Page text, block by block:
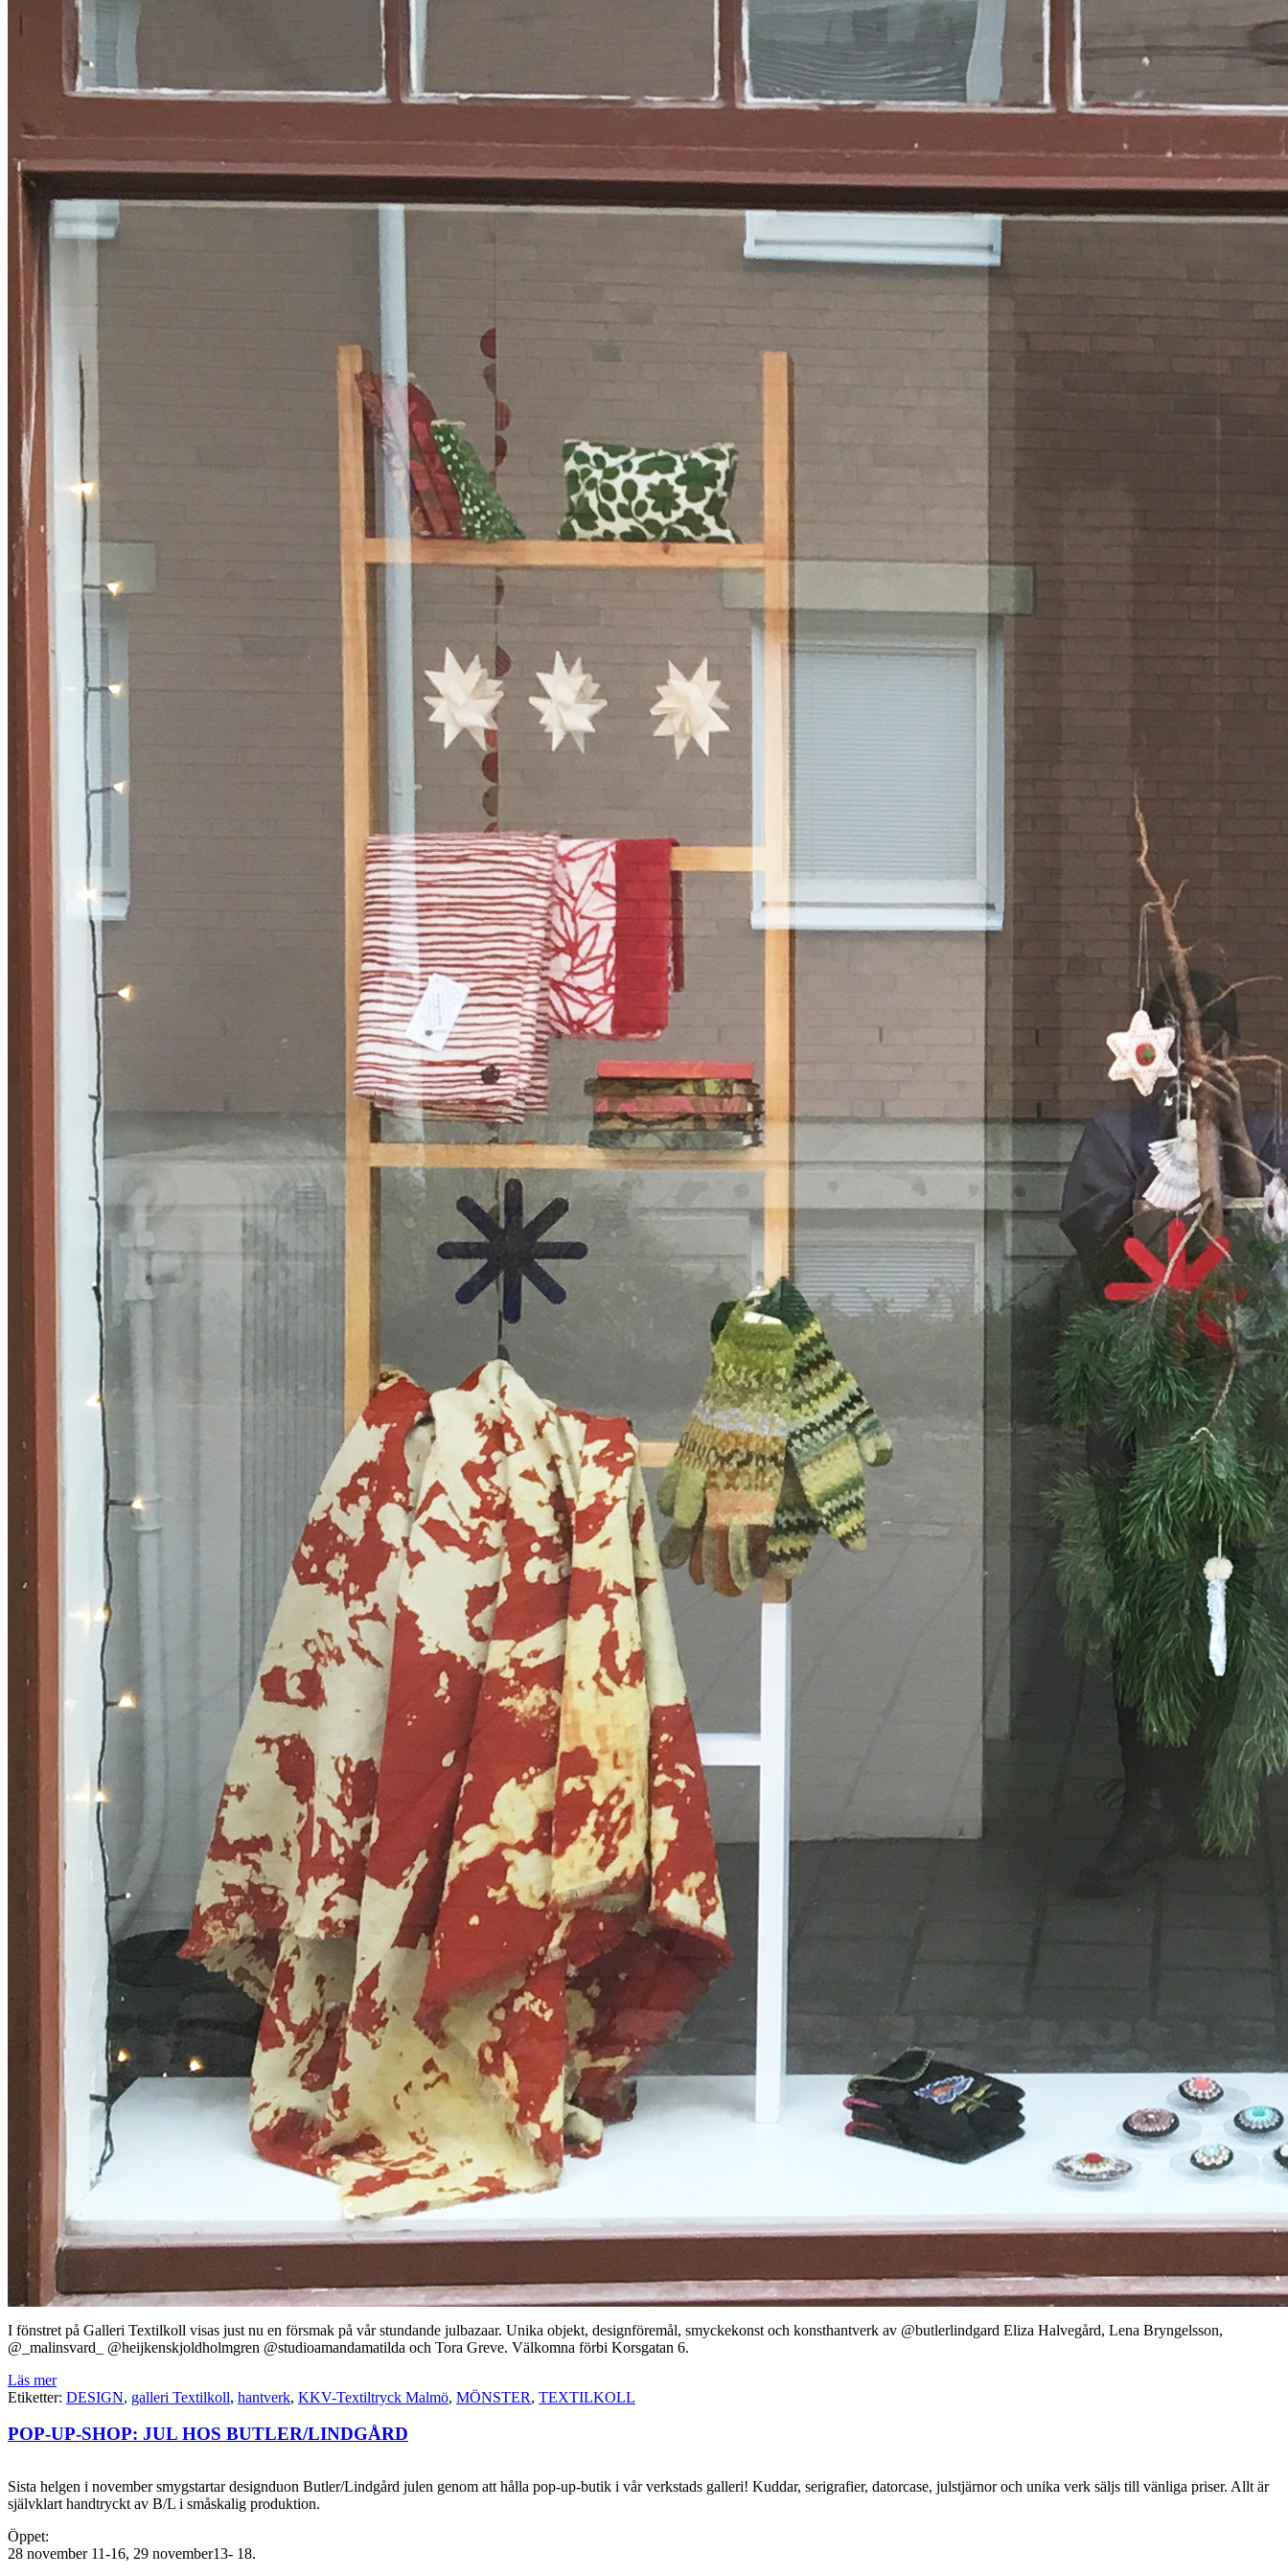
I fönstret på Galleri Textilkoll visas just nu en försmak på vår stundande julbazaar. Unika objekt, designföremål, smyckekonst och konsthantverk av @butlerlindgard Eliza Halvegård, Lena Bryngelsson,
@_malinsvard_ @heijkenskjoldholmgren @studioamandamatilda och Tora Greve. Välkomna förbi Korsgatan 6.
Läs mer
Etiketter: DESIGN, galleri Textilkoll, hantverk, KKV-Textiltryck Malmö, MÖNSTER, TEXTILKOLL
POP-UP-SHOP: JUL HOS BUTLER/LINDGÅRD
Sista helgen i november smygstartar designduon Butler/Lindgård julen genom att hålla pop-up-butik i vår verkstads galleri! Kuddar, serigrafier, datorcase, julstjärnor och unika verk säljs till vänliga priser. Allt är
självklart handtryckt av B/L i småskalig produktion.
Öppet:
28 november 11-16, 29 november13- 18.